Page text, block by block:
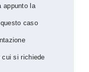
appunto la
caso
cui si richiede